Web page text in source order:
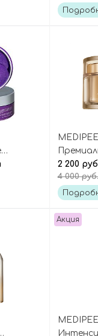
для
и
и
Cream
2 200
4 000 руб.
Акция